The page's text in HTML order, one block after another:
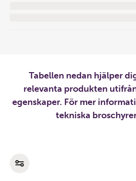
Tabellen nedan hjälper
relevanta produkten
egenskaper. För mer
tekniska